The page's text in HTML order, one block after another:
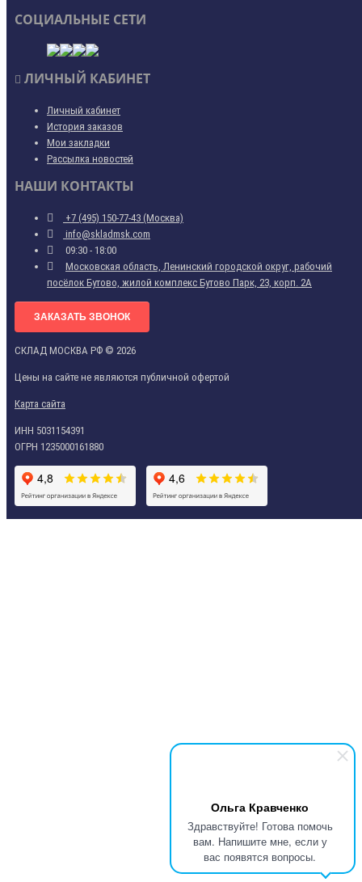
Ольга Кравченко
Здравствуйте! Готова помочь
вам. Напишите мне, если у
вас появятся вопросы.
СОЦИАЛЬНЫЕ СЕТИ
ЛИЧНЫЙ КАБИНЕТ
Личный кабинет
История заказов
Мои закладки
Рассылка новостей
НАШИ КОНТАКТЫ
+7 (495) 150-77-43 (Москва)
info@skladmsk.com
09:30 - 18:00
Московская область, Ленинский городской округ, рабочий
посёлок Бутово, жилой комплекс Бутово Парк, 23, корп. 2А
ЗАКАЗАТЬ ЗВОНОК
СКЛАД МОСКВА РФ © 2026
Цены на сайте не являются публичной офертой
Карта сайта
ИНН 5031154391
ОГРН 1235000161880